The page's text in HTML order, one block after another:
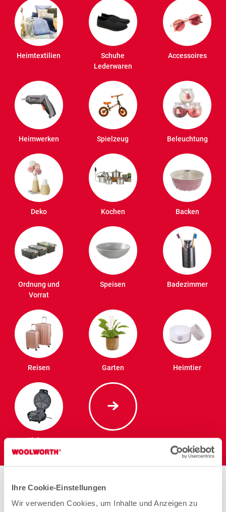
Ihre Cookie-Einstellungen
Wir verwenden Cookies, um Inhalte und Anzeigen zu
Heimtextilien
Schuhe
Lederwaren
Accessoires
Heimwerken Spielzeug Beleuchtung
Deko Kochen Backen
Ordnung und
Vorrat
Speisen Badezimmer
Reisen Garten Heimtier
Elektro
Stores in der Nähe von
Woolworth – Mannheim